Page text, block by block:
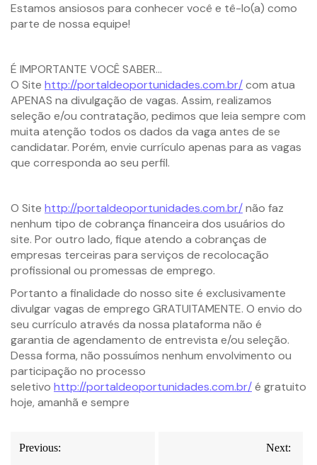
Estamos ansiosos para conhecer você e tê-lo(a) como
parte de nossa equipe!
É IMPORTANTE VOCÊ SABER…
O Site http://portaldeoportunidades.com.br/com atua
APENAS na divulgação de vagas. Assim, realizamos
seleção e/ou contratação, pedimos que leia sempre com
muita atenção todos os dados da vaga antes de se
candidatar. Porém, envie currículo apenas para as vagas
que corresponda ao seu perfil.
O Site http://portaldeoportunidades.com.br/não faz
nenhum tipo de cobrança financeira dos usuários do
site. Por outro lado, fique atendo a cobranças de
empresas terceiras para serviços de recolocação
profissional ou promessas de emprego.
Portanto a finalidade do nosso site é exclusivamente
divulgar vagas de emprego GRATUITAMENTE. O envio do
seu currículo através da nossa plataforma não é
garantia de agendamento de entrevista e/ou seleção.
Dessa forma, não possuímos nenhum envolvimento ou
participação no processo
seletivo http://portaldeoportunidades.com.br/é gratuito
hoje, amanhã e sempre
Previous: Next: